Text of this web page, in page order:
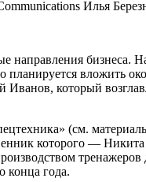
Илья
бизнеса.
вложить
Иванов, который
(см.
которого —
тренажеров
конца года.